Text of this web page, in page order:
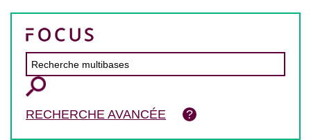
RECHERCHE AVANCÉE